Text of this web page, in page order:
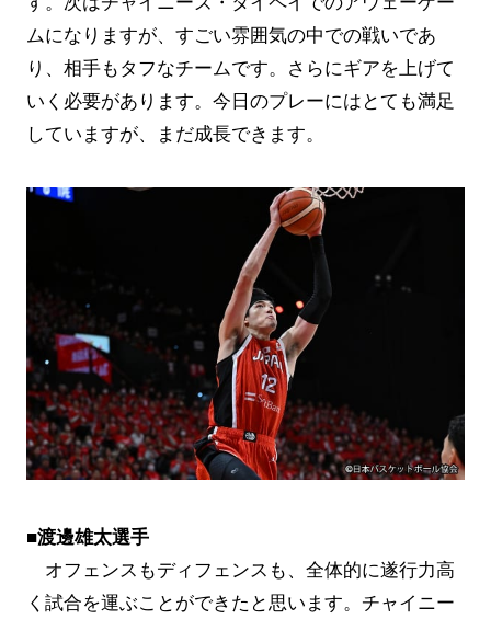
ムになりますが、すごい雰囲気の中での戦いであ
り、相手もタフなチームです。さらにギアを上げて
いく必要があります。今日のプレーにはとても満足
していますが、まだ成長できます。
■渡邊雄太選手
オフェンスもディフェンスも、全体的に遂行力高
く試合を運ぶことができたと思います。チャイニー